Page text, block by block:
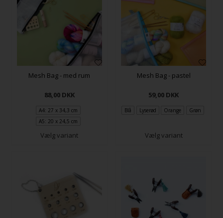
Mesh Bag - med rum
88,00 DKK
A4: 27 x 34,3 cm
A5: 20 x 24,5 cm
Vælg variant
Mesh Bag - pastel
59,00 DKK
Blå Lyserød Orange Grøn
Vælg variant